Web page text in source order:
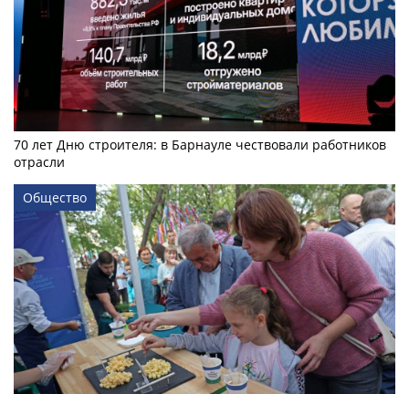
70 лет Дню строителя: в Барнауле чествовали работников
отрасли
Общество